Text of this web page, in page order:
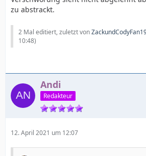
zu abstrackt.
2 Mal editiert, zuletzt von
10:48)
Andi
Redakteur
12. April 2021 um 12:07